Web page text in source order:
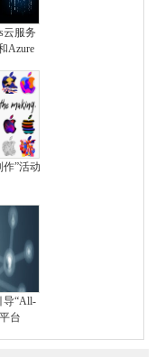
云服务
Azure
”活动
导“All-
台